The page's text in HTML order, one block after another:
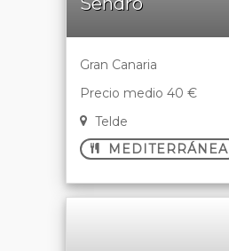
Gran Canaria
Precio medio 40 €
Telde
MEDITERRÁNEA